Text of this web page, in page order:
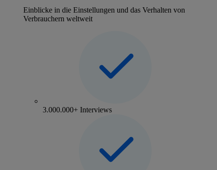
Einblicke in die Einstellungen und das Verhalten von
Verbrauchern weltweit
3.000.000+ Interviews